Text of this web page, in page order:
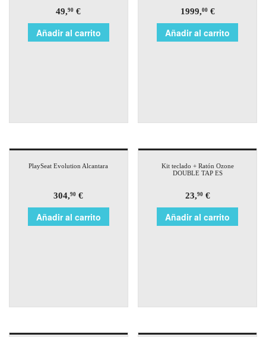
49,90 €
Añadir al carrito
1999,00€
Añadir al carrito
PlaySeat Evolution Alcantara
304,90 €
Añadir al carrito
Kit teclado + Ratón Ozone
DOUBLE TAP ES
23,90€
Añadir al carrito